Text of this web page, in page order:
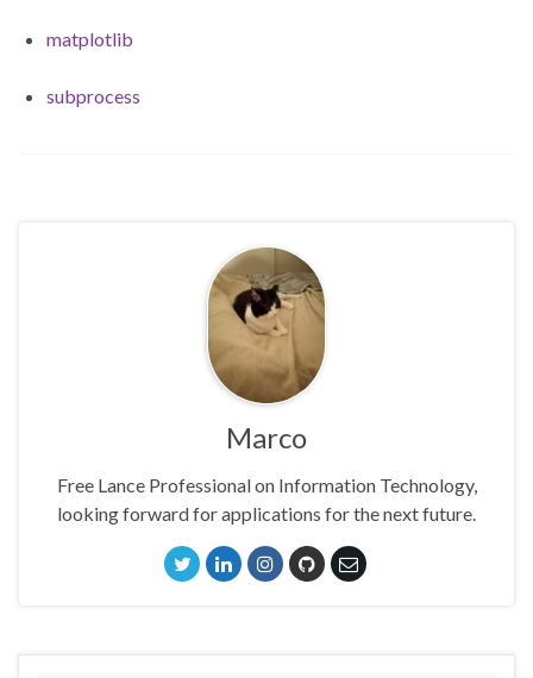
matplotlib
subprocess
Marco
Free Lance Professional on Information Technology,
looking forward for applications for the next future.